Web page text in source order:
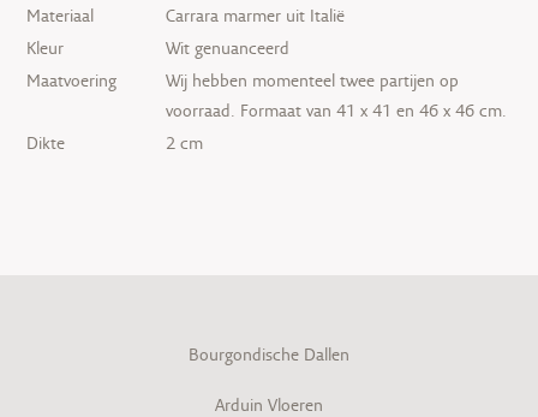
Materiaal
Carrara marmer uit Italië
Kleur
Wit genuanceerd
Maatvoering
Wij hebben momenteel twee partijen op
voorraad. Formaat van 41 x 41 en 46 x 46 cm.
Dikte
2 cm
Bourgondische Dallen
Arduin Vloeren